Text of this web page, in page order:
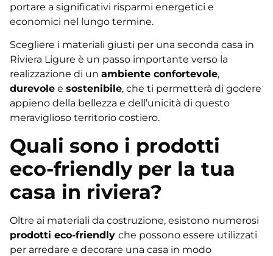
portare a significativi risparmi energetici e
economici nel lungo termine.
Scegliere i materiali giusti per una seconda casa in
Riviera Ligure è un passo importante verso la
realizzazione di un ambiente confortevole,
durevole e sostenibile, che ti permetterà di godere
appieno della bellezza e dell’unicità di questo
meraviglioso territorio costiero.
Quali sono i prodotti
eco-friendly per la tua
casa in riviera?
Oltre ai materiali da costruzione, esistono numerosi
prodotti eco-friendly che possono essere utilizzati
per arredare e decorare una casa in modo